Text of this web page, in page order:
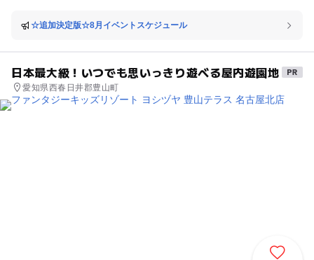
ーカーから厳選した知育玩具を取り揃えたコーナーです。また、地球のこ
ットガーデン」には、人気のプライズを取りそろえたクレーンゲームや、
カプセルトイをご用意しています。 ※ゲットガーデンは全年齢の方が対
象、入場料は無料です。 --- 「こころ・あたま・からだ」を育むイベント
やワークショップを毎日開催☆ 地球のことを楽しく学べるイベントや廃
遊具が魅力的♪ 【ジクホルツ】赤池店は滑り台が二あるのでお子様の遊ぶ
です。 【イマジネーションプレイグラウンド】大型ブロックが壁にくっつ
いているため 今まで作れなかった大きなお家やボールを転がすコース作り
が楽しめます。 適度な弾力があり安全で耐久性も抜群。バラバラのパーツ
を組み合わせることで新しい何かが生まれる楽しみがあります。 その他、
☆追加決定版☆8月イベントスケジュール
日本最大級！いつでも思いっきり遊べる屋内遊園地
愛知県西春日井郡豊山町